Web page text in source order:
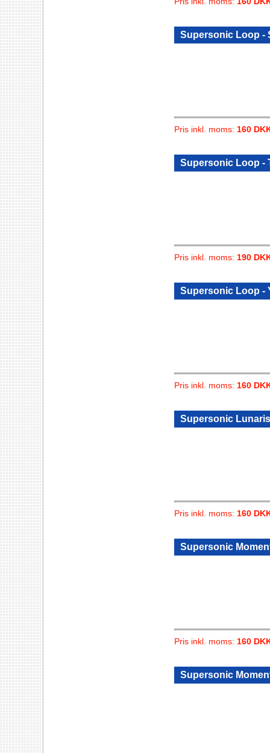
Supersonic Loop -
Pris inkl. moms: 160
Supersonic Loop -
Pris inkl. moms: 190
Supersonic Loop -
Pris inkl. moms: 160
Supersonic
Pris inkl. moms: 160
Supersonic
Pris inkl. moms: 160
Supersonic